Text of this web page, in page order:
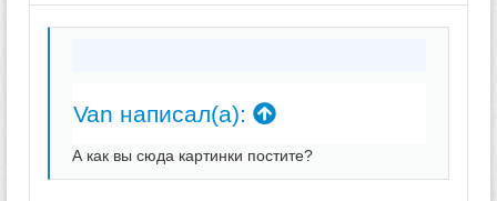
Van написал(а):
А как вы сюда картинки постите?